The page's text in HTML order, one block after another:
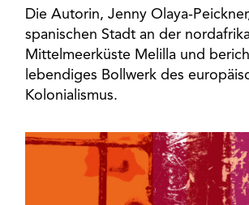
Die Autorin, Jenny Olaya-
spanischen Stadt an der
Mittelmeerküste Melilla und
lebendiges Bollwerk des
Kolonialismus.